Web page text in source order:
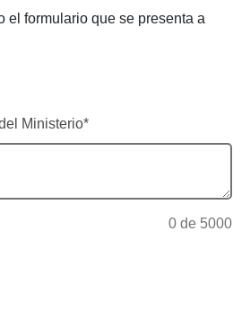
el formulario que se presenta a
Ministerio*
0 de 5000